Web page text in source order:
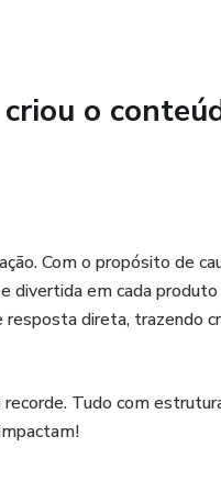
o
Com o propósito de
em cada produto
direta, trazendo
Tudo com